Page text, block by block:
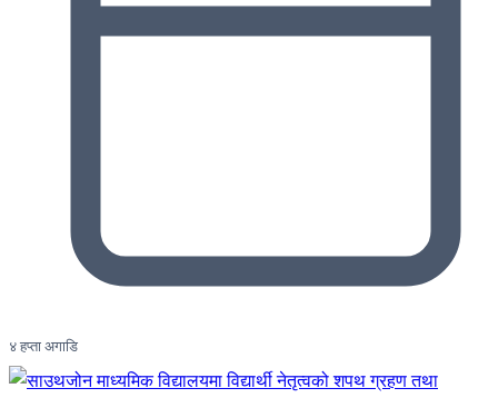
४ हप्ता अगाडि